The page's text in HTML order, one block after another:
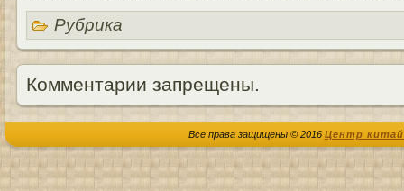
Рубрика
Комментарии запрещены.
Все права защищены © 2016 Центр